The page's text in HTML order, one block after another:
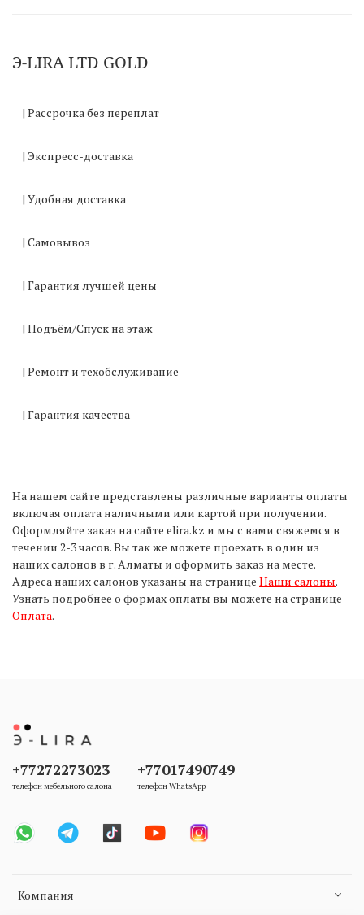
Э-LIRA LTD GOLD
| Рассрочка без переплат
| Экспресс-доставка
| Удобная доставка
| Самовывоз
| Гарантия лучшей цены
| Подъём/Спуск на этаж
| Ремонт и техобслуживание
| Гарантия качества
На нашем сайте представлены различные варианты оплаты
включая оплата наличными или картой при получении.
Оформляйте заказ на сайте elira.kz и мы с вами свяжемся в
течении 2-3 часов. Вы так же можете проехать в один из
наших салонов в г. Алматы и оформить заказ на месте.
Адреса наших салонов указаны на странице Наши салоны.
Узнать подробнее о формах оплаты вы можете на странице
Оплата.
Компания
+77272273023
телефон мебельного салона
+77017490749
телефон WhatsApp